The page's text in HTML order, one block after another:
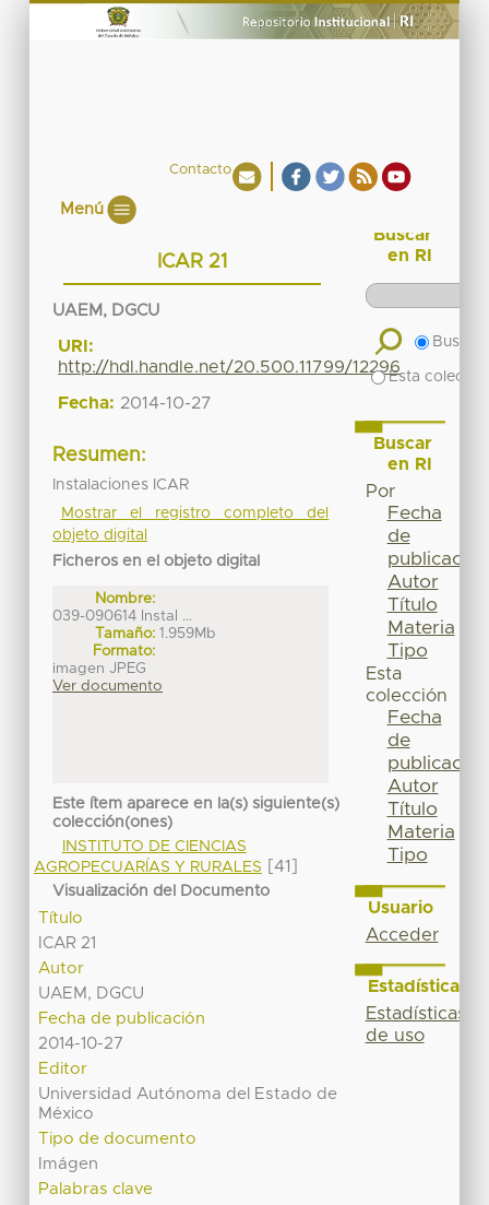
Contacto
Menú
ICAR 21
UAEM, DGCU
URI:
http://hdl.handle.net/20.500.11799/12296
Fecha: 2014-10-27
Resumen:
Instalaciones ICAR
Mostrar el registro completo del
objeto digital
Ficheros en el objeto digital
Nombre:
039-090614 Instal ...
Tamaño: 1.959Mb
Formato:
imagen JPEG
Ver documento
Este ítem aparece en la(s) siguiente(s)
colección(ones)
INSTITUTO DE CIENCIAS
AGROPECUARÍAS Y RURALES
[41]
Visualización del Documento
Título
ICAR 21
Autor
UAEM, DGCU
Fecha de publicación
2014-10-27
Editor
Universidad Autónoma del Estado de
México
Tipo de documento
Imágen
Palabras clave
Buscar
en RI
Buscar
Esta
Buscar
en RI
Por
Fecha
de
publicación
Autor
Título
Materia
Tipo
Esta
colección
Fecha
de
publicación
Autor
Título
Materia
Tipo
Usuario
Acceder
Estadísticas
Estadísticas
de uso